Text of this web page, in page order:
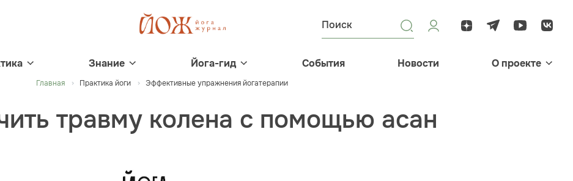
Знание Йога-гид События Новости О проекте
Главная Практика йоги Эффективные упражнения йогатерапии
травму колена с помощью асан